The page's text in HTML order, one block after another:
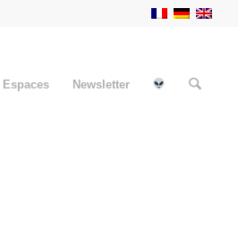
Espaces Newsletter